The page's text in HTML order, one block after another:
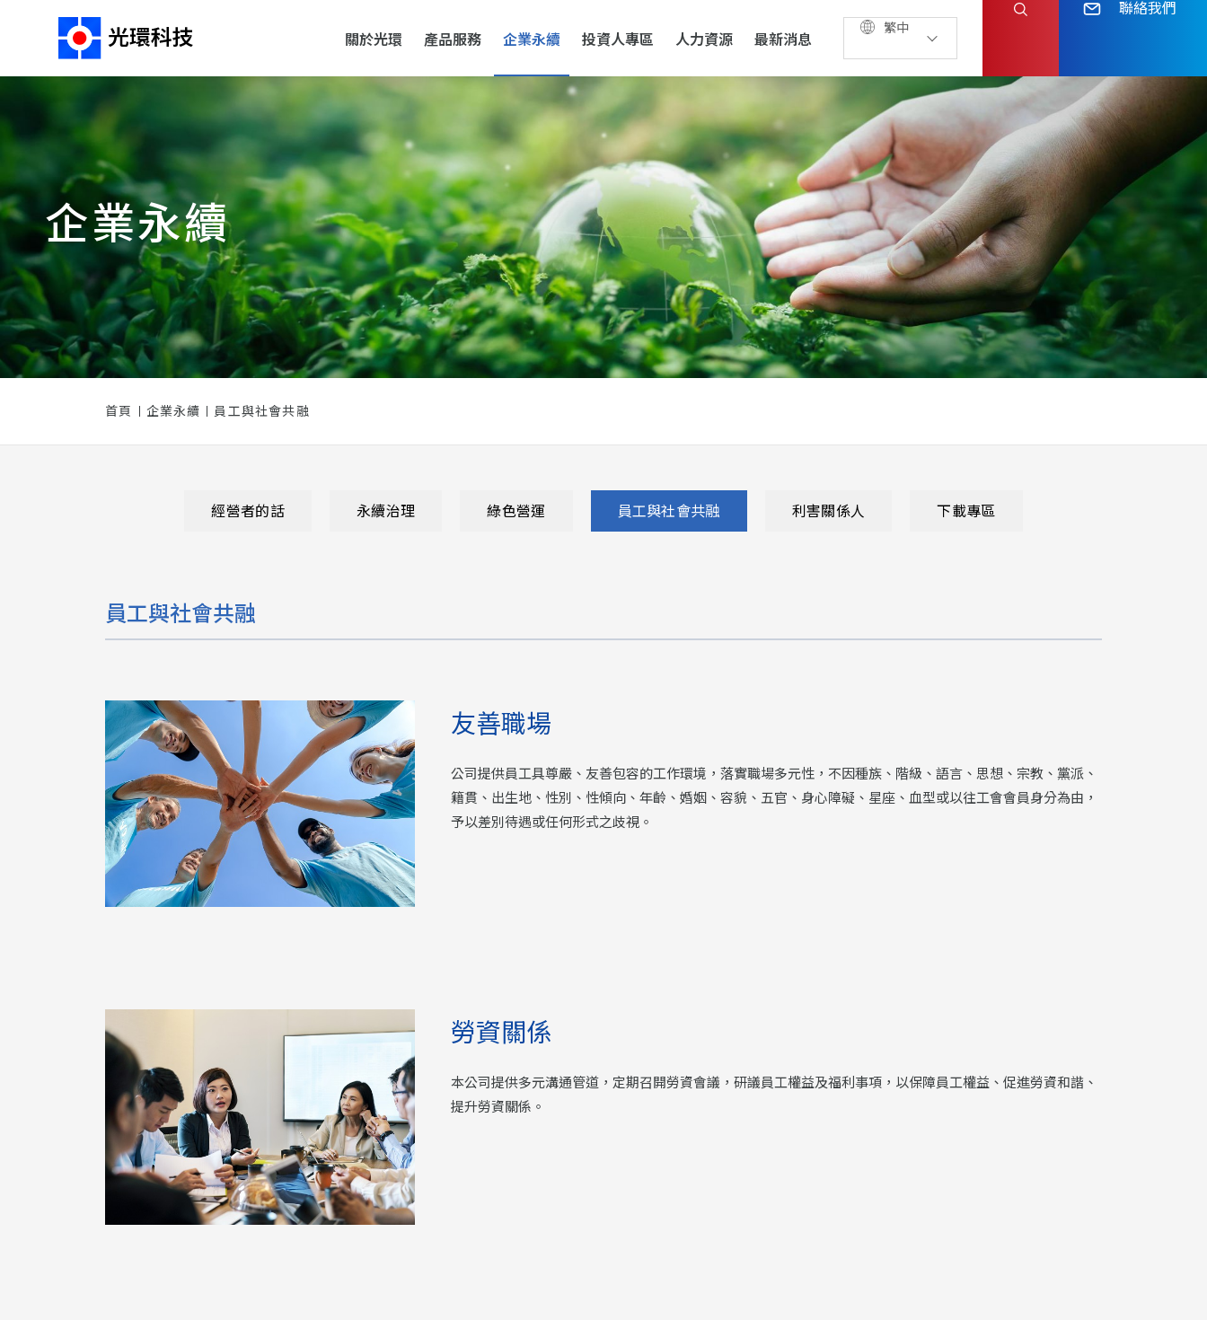
關於光環 產品服務 企業永續 投資人專區 人力資源 最新消息
繁中
聯絡我們
企業永續
首頁 企業永續 員工與社會共融
經營者的話 永續治理 綠色營運 員工與社會共融 利害關係人 下載專區
員工與社會共融
友善職場
公司提供員工具尊嚴、友善包容的工作環境，落實職場多元性，不因種族、階級、語言、思想、宗教、黨派、
籍貫、出生地、性別、性傾向、年齡、婚姻、容貌、五官、身心障礙、星座、血型或以往工會會員身分為由，
予以差別待遇或任何形式之歧視。
勞資關係
本公司提供多元溝通管道，定期召開勞資會議，研議員工權益及福利事項，以保障員工權益、促進勞資和諧、
提升勞資關係。